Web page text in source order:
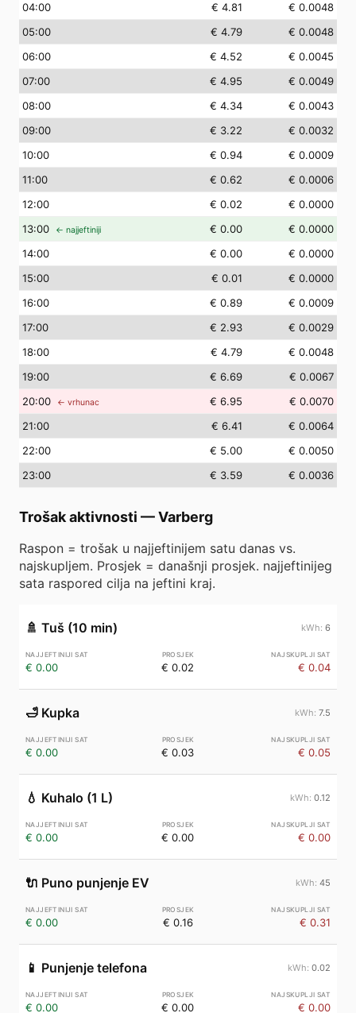
04:00 € 4.81
€ 0.0048
05:00 € 4.79
€ 0.0048
06:00 € 4.52
€ 0.0045
07:00 € 4.95
€ 0.0049
08:00 € 4.34
€ 0.0043
09:00 € 3.22
€ 0.0032
10:00 € 0.94
€ 0.0009
11:00 € 0.62
€ 0.0006
12:00 € 0.02
€ 0.0000
13:00 ← najjeftiniji € 0.00
€ 0.0000
14:00 € 0.00
€ 0.0000
15:00 € 0.01
€ 0.0000
16:00 € 0.89
€ 0.0009
17:00 € 2.93
€ 0.0029
18:00 € 4.79
€ 0.0048
19:00 € 6.69
€ 0.0067
20:00 ← vrhunac € 6.95
€ 0.0070
21:00 € 6.41
€ 0.0064
22:00 € 5.00
€ 0.0050
23:00 € 3.59 € 0.0036
Trošak aktivnosti —Varberg
Raspon = trošak u najjeftinijem satu danas vs.
najskupljem. Prosjek = današnji prosjek. najjeftinijeg
sata raspored cilja na jeftini kraj.
🚿 Tuš (10 min) 6
€ 0.00 € 0.02 € 0.04
🛁 Kupka 7.5
€ 0.00 € 0.03 € 0.05
💧 Kuhalo (1 L) 0.12
€ 0.00 € 0.00 € 0.00
🔌 Puno punjenje EV 45
€ 0.00 € 0.16 € 0.31
📱 Punjenje telefona 0.02
€ 0.00 € 0.00 € 0.00